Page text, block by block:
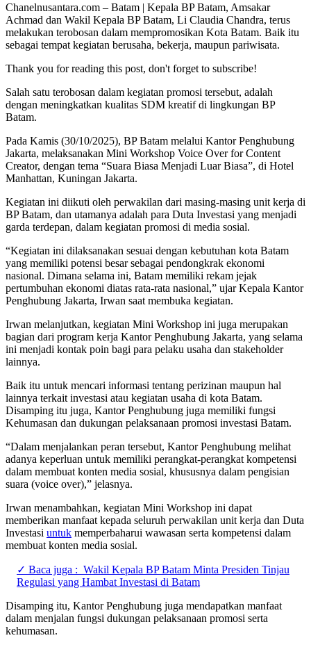
Chanelnusantara.com – Batam | Kepala BP Batam, Amsakar
Achmad dan Wakil Kepala BP Batam, Li Claudia Chandra, terus
melakukan terobosan dalam mempromosikan Kota Batam. Baik itu
sebagai tempat kegiatan berusaha, bekerja, maupun pariwisata.
Thank you for reading this post, don't forget to subscribe!
Salah satu terobosan dalam kegiatan promosi tersebut, adalah
dengan meningkatkan kualitas SDM kreatif di lingkungan BP
Batam.
Pada Kamis (30/10/2025), BP Batam melalui Kantor Penghubung
Jakarta, melaksanakan Mini Workshop Voice Over for Content
Creator, dengan tema “Suara Biasa Menjadi Luar Biasa”, di Hotel
Manhattan, Kuningan Jakarta.
Kegiatan ini diikuti oleh perwakilan dari masing-masing unit kerja di
BP Batam, dan utamanya adalah para Duta Investasi yang menjadi
garda terdepan, dalam kegiatan promosi di media sosial.
“Kegiatan ini dilaksanakan sesuai dengan kebutuhan kota Batam
yang memiliki potensi besar sebagai pendongkrak ekonomi
nasional. Dimana selama ini, Batam memiliki rekam jejak
pertumbuhan ekonomi diatas rata-rata nasional,” ujar Kepala Kantor
Penghubung Jakarta, Irwan saat membuka kegiatan.
Irwan melanjutkan, kegiatan Mini Workshop ini juga merupakan
bagian dari program kerja Kantor Penghubung Jakarta, yang selama
ini menjadi kontak poin bagi para pelaku usaha dan stakeholder
lainnya.
Baik itu untuk mencari informasi tentang perizinan maupun hal
lainnya terkait investasi atau kegiatan usaha di kota Batam.
Disamping itu juga, Kantor Penghubung juga memiliki fungsi
Kehumasan dan dukungan pelaksanaan promosi investasi Batam.
“Dalam menjalankan peran tersebut, Kantor Penghubung melihat
adanya keperluan untuk memiliki perangkat-perangkat kompetensi
dalam membuat konten media sosial, khususnya dalam pengisian
suara (voice over),” jelasnya.
Irwan menambahkan, kegiatan Mini Workshop ini dapat
memberikan manfaat kepada seluruh perwakilan unit kerja dan Duta
Investasi untuk memperbaharui wawasan serta kompetensi dalam
membuat konten media sosial.
✓ Baca juga : Wakil Kepala BP Batam Minta Presiden Tinjau
Regulasi yang Hambat Investasi di Batam
Disamping itu, Kantor Penghubung juga mendapatkan manfaat
dalam menjalan fungsi dukungan pelaksanaan promosi serta
kehumasan.